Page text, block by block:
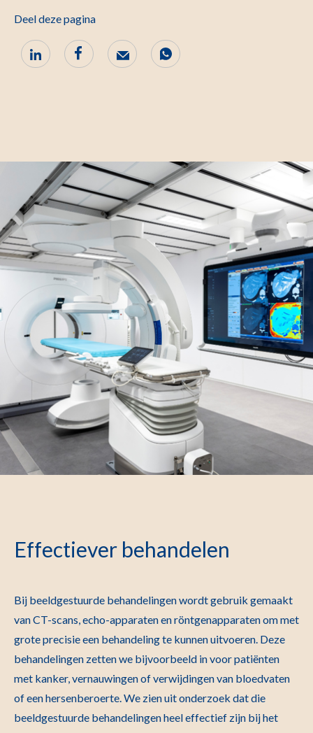
Deel deze pagina
Effectiever behandelen
Bij beeldgestuurde behandelingen wordt gebruik gemaakt
van CT-scans, echo-apparaten en röntgenapparaten om met
grote precisie een behandeling te kunnen uitvoeren. Deze
behandelingen zetten we bijvoorbeeld in voor patiënten
met kanker, vernauwingen of verwijdingen van bloedvaten
of een hersenberoerte. We zien uit onderzoek dat die
beeldgestuurde behandelingen heel effectief zijn bij het